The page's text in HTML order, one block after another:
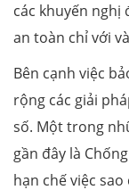
các khuyến
an toàn chỉ với
Bên cạnh việc
rộng các giải
số. Một trong
gần đây là
hạn chế việc